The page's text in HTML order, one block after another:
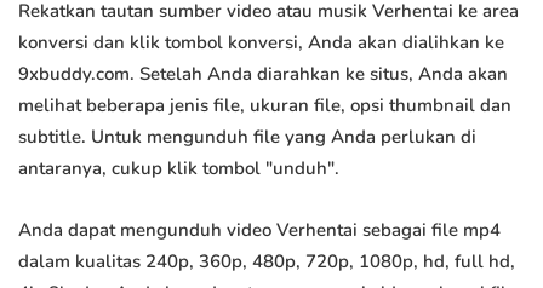
Rekatkan tautan sumber video atau musik Verhentai ke area
konversi dan klik tombol konversi, Anda akan dialihkan ke
9xbuddy.com. Setelah Anda diarahkan ke situs, Anda akan
melihat beberapa jenis file, ukuran file, opsi thumbnail dan
subtitle. Untuk mengunduh file yang Anda perlukan di
antaranya, cukup klik tombol "unduh".
Anda dapat mengunduh video Verhentai sebagai file mp4
dalam kualitas 240p, 360p, 480p, 720p, 1080p, hd, full hd,